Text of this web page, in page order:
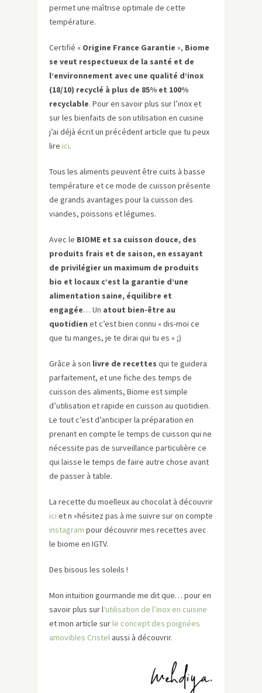
permet une maîtrise optimale de cette
température.
Certifié « Origine France Garantie », Biome
se veut respectueux de la santé et de
l’environnement avec une qualité d’inox
(18/10) recyclé à plus de 85% et 100%
recyclable. Pour en savoir plus sur l’inox et
sur les bienfaits de son utilisation en cuisine
j’ai déjà écrit un précédent article que tu peux
lire ici.
Tous les aliments peuvent être cuits à basse
température et ce mode de cuisson présente
de grands avantages pour la cuisson des
viandes, poissons et légumes.
Avec le BIOME et sa cuisson douce, des
produits frais et de saison, en essayant
de privilégier un maximum de produits
bio et locaux c’est la garantie d’une
alimentation saine, équilibre et
engagée… Un atout bien-être au
quotidien et c’est bien connu « dis-moi ce
que tu manges, je te dirai qui tu es » ;)
Grâce à son livre de recettes qui te guidera
parfaitement, et une fiche des temps de
cuisson des aliments, Biome est simple
d’utilisation et rapide en cuisson au quotidien.
Le tout c’est d’anticiper la préparation en
prenant en compte le temps de cuisson qui ne
nécessite pas de surveillance particulière ce
qui laisse le temps de faire autre chose avant
de passer à table.
La recette du moelleux au chocolat à découvrir
ici et n »hésitez pas à me suivre sur on compte
instagram pour découvrir mes recettes avec
le biome en IGTV.
Des bisous les soleils !
Mon intuition gourmande me dit que… pour en
savoir plus sur l‘utilisation de l’inox en cuisine
et mon article surle concept des poignées
amovibles Cristel aussi à découvrir.